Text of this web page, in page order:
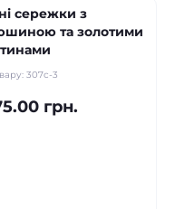
сережки з
та золотими
307с-3
грн.